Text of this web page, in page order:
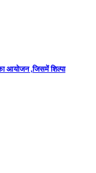
आयोजन ,जिसमें शिल्पा